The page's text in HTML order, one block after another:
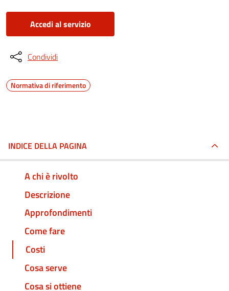
Accedi al servizio
Condividi
Normativa di riferimento
INDICE DELLA PAGINA
A chi è rivolto
Descrizione
Approfondimenti
Come fare
Costi
Cosa serve
Cosa si ottiene